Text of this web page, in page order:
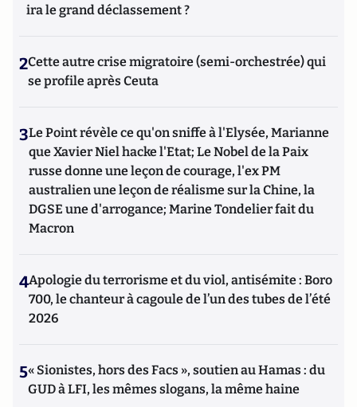
ira le grand déclassement ?
2Cette autre crise migratoire (semi-orchestrée) qui
se profile après Ceuta
3Le Point révèle ce qu'on sniffe à l'Elysée, Marianne
que Xavier Niel hacke l'Etat; Le Nobel de la Paix
russe donne une leçon de courage, l'ex PM
australien une leçon de réalisme sur la Chine, la
DGSE une d'arrogance; Marine Tondelier fait du
Macron
4Apologie du terrorisme et du viol, antisémite : Boro
700, le chanteur à cagoule de l’un des tubes de l’été
2026
5« Sionistes, hors des Facs », soutien au Hamas : du
GUD à LFI, les mêmes slogans, la même haine